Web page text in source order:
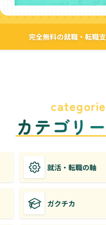
完全無料の就職・転職支
カテゴリ
就活・転職の軸
ガクチカ